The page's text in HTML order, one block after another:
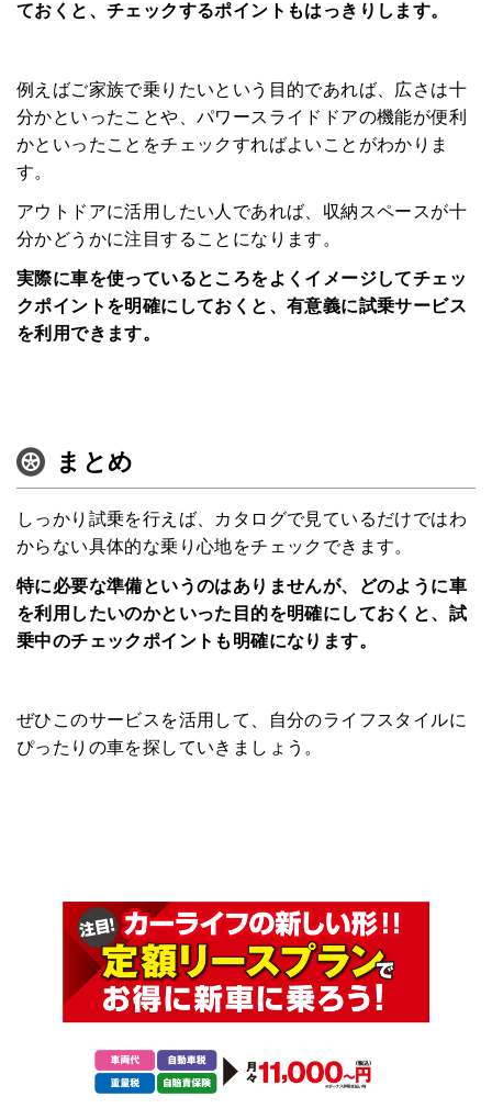
ておくと、チェックするポイントもはっきりします。
例えばご家族で乗りたいという目的であれば、広さは十
分かといったことや、パワースライドドアの機能が便利
かといったことをチェックすればよいことがわかりま
す。
アウトドアに活用したい人であれば、収納スペースが十
分かどうかに注目することになります。
実際に車を使っているところをよくイメージしてチェッ
クポイントを明確にしておくと、有意義に試乗サービス
を利用できます。
まとめ
しっかり試乗を行えば、カタログで見ているだけではわ
からない具体的な乗り心地をチェックできます。
特に必要な準備というのはありませんが、どのように車
を利用したいのかといった目的を明確にしておくと、試
乗中のチェックポイントも明確になります。
ぜひこのサービスを活用して、自分のライフスタイルに
ぴったりの車を探していきましょう。